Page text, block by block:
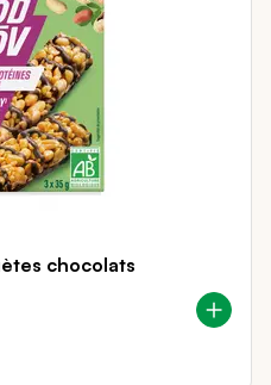
chocolats